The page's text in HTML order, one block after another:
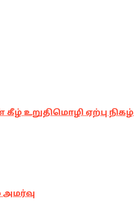
உறுதிமொழி ஏற்பு
அமர்வு